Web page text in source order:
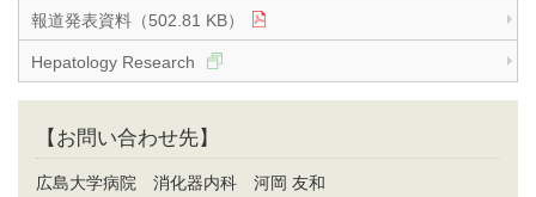
報道発表資料（502.81 KB）
Hepatology Research
【お問い合わせ先】
広島大学病院 消化器内科 河岡 友和